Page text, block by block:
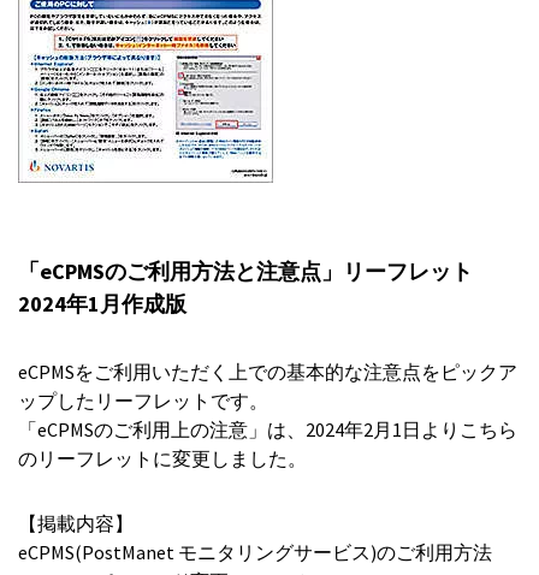
「eCPMSのご利用方法と注意点」リーフレット
2024年1月作成版
eCPMSをご利用いただく上での基本的な注意点をピックア
ップしたリーフレットです。
「eCPMSのご利用上の注意」は、2024年2月1日よりこちら
のリーフレットに変更しました。
【掲載内容】
eCPMS(PostManet モニタリングサービス)のご利用方法